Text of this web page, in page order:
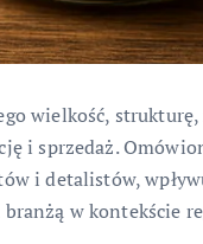
wielkość,
i sprzedaż.
i detalistów,
w kontekście